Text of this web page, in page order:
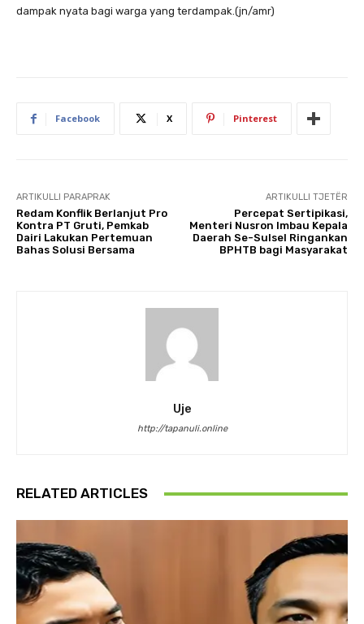
dampak nyata bagi warga yang terdampak.(jn/amr)
Facebook X Pinterest
ARTIKULLI PARAPRAK
Redam Konflik Berlanjut Pro
Kontra PT Gruti, Pemkab
Dairi Lakukan Pertemuan
Bahas Solusi Bersama
ARTIKULLI TJETËR
Percepat Sertipikasi,
Menteri Nusron Imbau Kepala
Daerah Se-Sulsel Ringankan
BPHTB bagi Masyarakat
Uje
http://tapanuli.online
RELATED ARTICLES